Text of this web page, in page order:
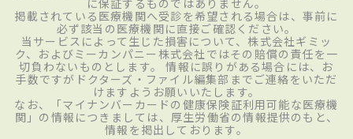
に保証するものではありません。
掲載されている医療機関へ受診を希望される場合は、事前に
必ず該当の医療機関に直接ご確認ください。
当サービスによって生じた損害について、株式会社ギミッ
ク、およびミーカンパニー株式会社ではその賠償の責任を一
切負わないものとします。 情報に誤りがある場合には、お
手数ですがドクターズ・ファイル編集部までご連絡をいただ
けますようお願いいたします。
なお、「マイナンバーカードの健康保険証利用可能な医療機
関」の情報につきましては、厚生労働省の情報提供のもと、
情報を掲出しております。